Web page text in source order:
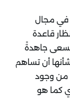
في مجال
قاعدة
تسعى جاهدةً
أن تساهم
من وجود
كما هو